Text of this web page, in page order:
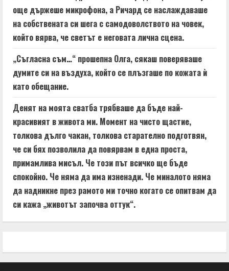
още държеше микрофона, а Ричард се наслаждаваше
на собствената си шега с самодоволството на човек,
който вярва, че светът е неговата лична сцена.
„Съгласна съм…“ прошепна Олга, сякаш поверяваше
думите си на въздуха, който се плъзгаше по кожата ѝ
като обещание.
Денят на моята сватба трябваше да бъде най-
красивият в живота ми. Момент на чисто щастие,
толкова дълго чакан, толкова старателно подготвян,
че си бях позволила да повярвам в една проста,
примамлива мисъл. Че този път всичко ще бъде
спокойно. Че няма да има изненади. Че миналото няма
да надникне през рамото ми точно когато се опитвам да
си кажа „животът започва оттук“.